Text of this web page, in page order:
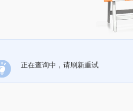
正在查询中，请刷新重试